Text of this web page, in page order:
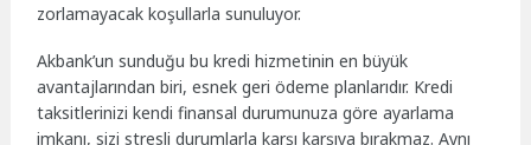
zorlamayacak koşullarla sunuluyor.
Akbank’un sunduğu bu kredi hizmetinin en büyük
avantajlarından biri, esnek geri ödeme planlarıdır. Kredi
taksitlerinizi kendi finansal durumunuza göre ayarlama
imkanı, sizi stresli durumlarla karşı karşıya bırakmaz. Aynı